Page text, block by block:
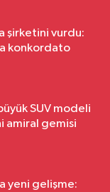
şirketini vurdu:
konkordato
SUV modeli
amiral gemisi
yeni gelişme: